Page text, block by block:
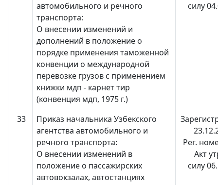
автомобильного и речного
транспорта:
О внесении изменений и
дополнений в положение о
порядке применения таможенной
конвенции о международной
перевозке грузов с применением
книжки мдп - карнет тир
(конвенция мдп, 1975 г.)
силу
33
Приказ начальника Узбекского
агентства автомобильного и
речного транспорта:
О внесении изменений в
положение о пассажирских
автовокзалах, автостанциях
Рег.
Акт
силу